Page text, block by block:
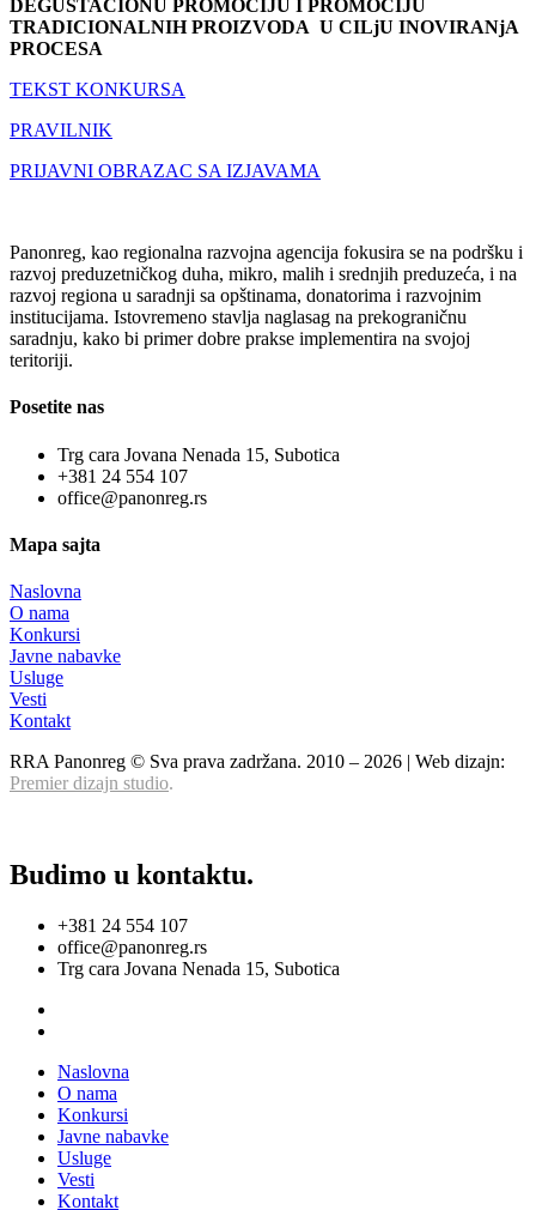
DEGUSTACIONU PROMOCIJU I PROMOCIJU
TRADICIONALNIH PROIZVODA U CILjU INOVIRANjA
PROCESA
ТEKST KONKURSA
PRAVILNIK
PRIJAVNI OBRAZAC SA IZJAVAMA
Panonreg, kao regionalna razvojna agencija fokusira se na podršku i
razvoj preduzetničkog duha, mikro, malih i srednjih preduzeća, i na
razvoj regiona u saradnji sa opštinama, donatorima i razvojnim
institucijama. Istovremeno stavlja naglasag na prekograničnu
saradnju, kako bi primer dobre prakse implementira na svojoj
teritoriji.
Posetite nas
Trg cara Jovana Nenada 15, Subotica
+381 24 554 107
office@panonreg.rs
Mapa sajta
Naslovna
O nama
Konkursi
Javne nabavke
Usluge
Vesti
Kontakt
RRA Panonreg © Sva prava zadržana. 2010 – 2026 | Web dizajn:
Premier dizajn studio.
Budimo u kontaktu.
+381 24 554 107
office@panonreg.rs
Trg cara Jovana Nenada 15, Subotica
Naslovna
O nama
Konkursi
Javne nabavke
Usluge
Vesti
Kontakt